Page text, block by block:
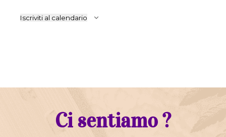
Iscriviti al calendario
Ci sentiamo ?